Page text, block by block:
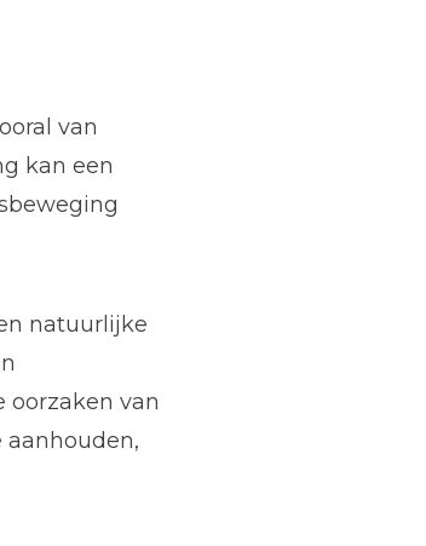
van
kan een
natuurlijke
oorzaken van
aanhouden,